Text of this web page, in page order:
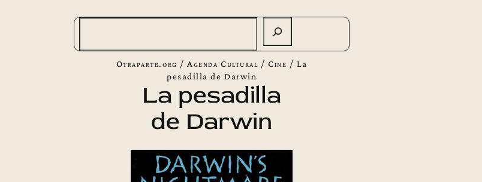
Otraparte.org / Agenda Cultural / Cine / La
pesadilla de Darwin
La pesadilla
de Darwin